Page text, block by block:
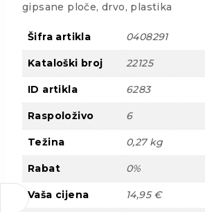
gipsane ploče, drvo, plastika
Šifra artikla 0408291
Kataloški broj 22125
ID artikla 6283
Raspoloživo 6
Težina 0,27 kg
Rabat 0%
Vaša cijena 14,95 €